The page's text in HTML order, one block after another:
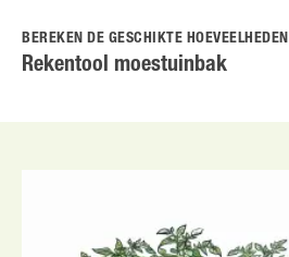
BEREKEN DE GESCHIKTE HOEVEELHEDEN
Rekentool moestuinbak